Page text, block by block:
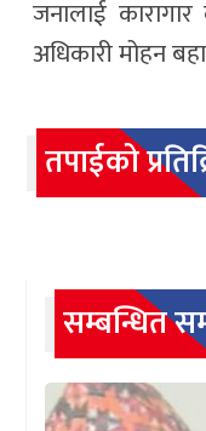
जनालाई
अधिकारी मोहन
तपाईको
सम्बन्धित